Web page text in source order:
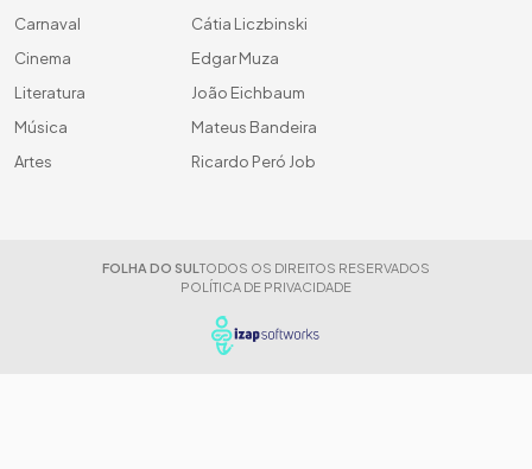
Carnaval
Cinema
Literatura
Música
Artes
Cátia Liczbinski
Edgar Muza
João Eichbaum
Mateus Bandeira
Ricardo Peró Job
FOLHA DO SUL TODOS OS DIREITOS RESERVADOS
POLÍTICA DE PRIVACIDADE